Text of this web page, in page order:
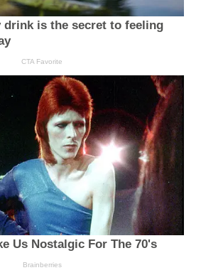
is the secret to feeling
CTA Favorite
Us Nostalgic For The 70's
Brainberries